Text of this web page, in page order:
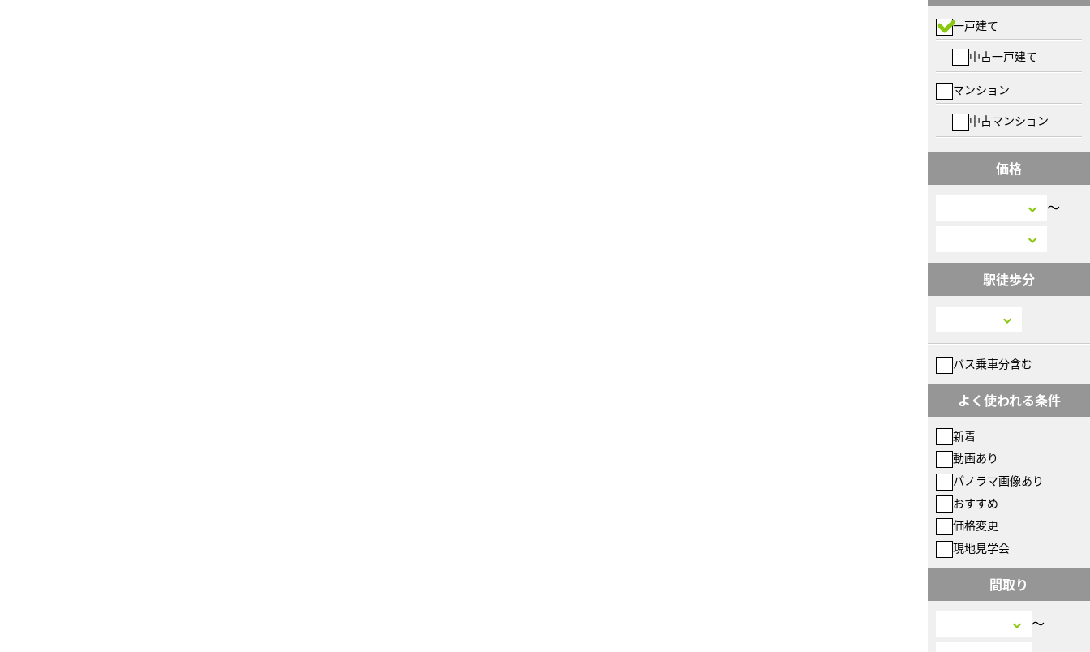
一戸建て
中古一戸建て
マンション
中古マンション
価格
〜
駅徒歩分
バス乗車分含む
よく使われる条件
新着
動画あり
パノラマ画像あり
おすすめ
価格変更
現地見学会
間取り
〜